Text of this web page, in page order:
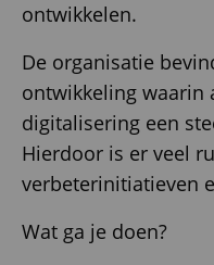
ontwikkelen.
De organisatie
ontwikkeling waarin
digitalisering een
Hierdoor is er veel
verbeterinitiatieven
Wat ga je doen?